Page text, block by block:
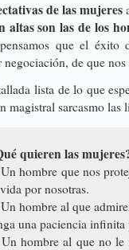
de las mujeres
altas son las de los
que el éxito
de que
lista de lo que
magistral sarcasmo
quieren las
hombre que nos
por nosotras.
hombre al que
una paciencia infinita
hombre al que no le